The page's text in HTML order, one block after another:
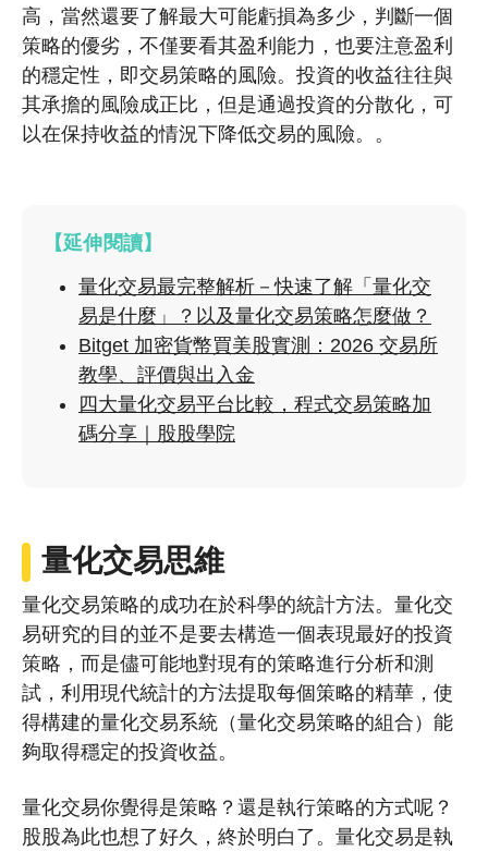
高，當然還要了解最大可能虧損為多少，判斷一個
策略的優劣，不僅要看其盈利能力，也要注意盈利
的穩定性，即交易策略的風險。投資的收益往往與
其承擔的風險成正比，但是通過投資的分散化，可
以在保持收益的情況下降低交易的風險。。
【延伸閱讀】
量化交易最完整解析－快速了解「量化交
易是什麼」？以及量化交易策略怎麼做？
Bitget 加密貨幣買美股實測：2026 交易所
教學、評價與出入金
四大量化交易平台比較，程式交易策略加
碼分享｜股股學院
量化交易思維
量化交易策略的成功在於科學的統計方法。量化交
易研究的目的並不是要去構造一個表現最好的投資
策略，而是儘可能地對現有的策略進行分析和測
試，利用現代統計的方法提取每個策略的精華，使
得構建的量化交易系統（量化交易策略的組合）能
夠取得穩定的投資收益。
量化交易你覺得是策略？還是執行策略的方式呢？
股股為此也想了好久，終於明白了。量化交易是執